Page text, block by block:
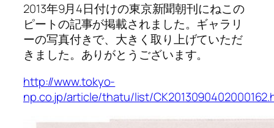
2013年9月4日付けの東京新聞朝刊にねこの
ピートの記事が掲載されました。ギャラリ
ーの写真付きで、大きく取り上げていただ
きました。ありがとうございます。
http://www.tokyo-
np.co.jp/article/thatu/list/